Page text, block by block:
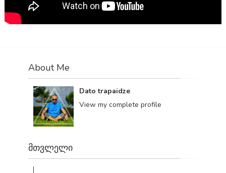
About Me
Dato trapaidze
View my complete profile
მთვლელი